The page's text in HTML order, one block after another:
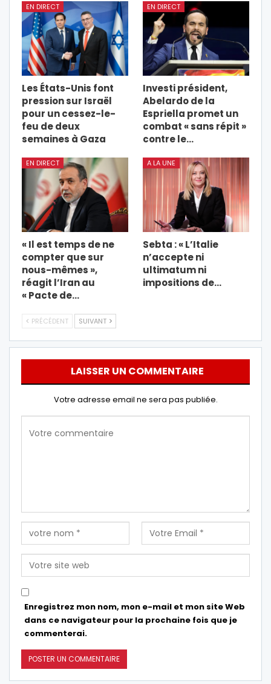
EN DIRECT
Les États-Unis font
pression sur Israël
pour un cessez-le-
feu de deux
semaines à Gaza
EN DIRECT
Investi président,
Abelardo de la
Espriella promet un
combat « sans répit »
contre le…
EN DIRECT
« Il est temps de ne
compter que sur
nous-mêmes »,
réagit l’Iran au
« Pacte de…
A LA UNE
Sebta : « L’Italie
n’accepte ni
ultimatum ni
impositions de…
PRÉCÉDENT SUIVANT
LAISSER UN COMMENTAIRE
Votre adresse email ne sera pas publiée.
Enregistrez mon nom, mon e-mail et mon site Web
dans ce navigateur pour la prochaine fois que je
commenterai.